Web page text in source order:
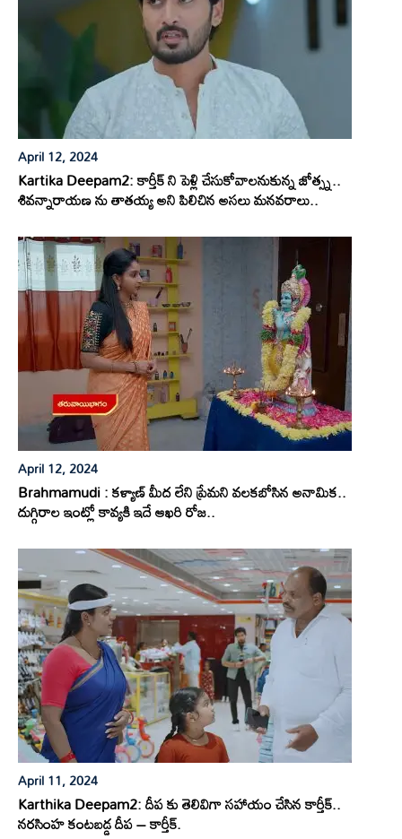
April 12, 2024
Kartika Deepam2: కార్తీక్ ని పెళ్లి చేసుకోవాలనుకున్న జోత్స్న..
శివన్నారాయణ ను తాతయ్య అని పిలిచిన అసలు మనవరాలు..
April 12, 2024
Brahmamudi : కళ్యాణ్ మీద లేని ప్రేమని వలకబోసిన అనామిక..
దుగ్గిరాల ఇంట్లో కావ్యకి ఇదే ఆఖరి రోజ..
April 11, 2024
Karthika Deepam2: దీప కు తెలివిగా సహాయం చేసిన కార్తీక్..
నరసింహ కంటబడ్డ దీప – కార్తీక్.